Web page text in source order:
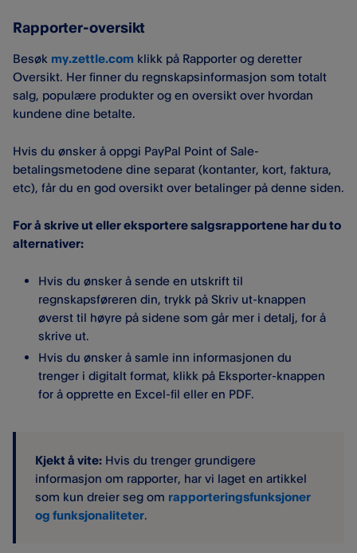
Rapporter-oversikt
Besøk my.zettle.com klikk på Rapporter og deretter
Oversikt. Her finner du regnskapsinformasjon som totalt
salg, populære produkter og en oversikt over hvordan
kundene dine betalte.
Hvis du ønsker å oppgi PayPal Point of Sale-
betalingsmetodene dine separat (kontanter, kort, faktura,
etc), får du en god oversikt over betalinger på denne siden.
For å skrive ut eller eksportere salgsrapportene har du to
alternativer:
Hvis du ønsker å sende en utskrift til
regnskapsføreren din, trykk på Skriv ut-knappen
øverst til høyre på sidene som går mer i detalj, for å
skrive ut.
Hvis du ønsker å samle inn informasjonen du
trenger i digitalt format, klikk på Eksporter-knappen
for å opprette en Excel-fil eller en PDF.
Kjekt å vite: Hvis du trenger grundigere
informasjon om rapporter, har vi laget en artikkel
som kun dreier seg om rapporteringsfunksjoner
og funksjonaliteter.